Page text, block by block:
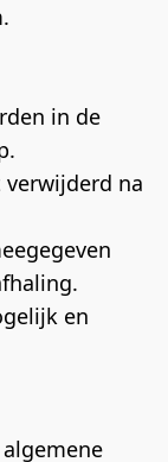
in de
na
en